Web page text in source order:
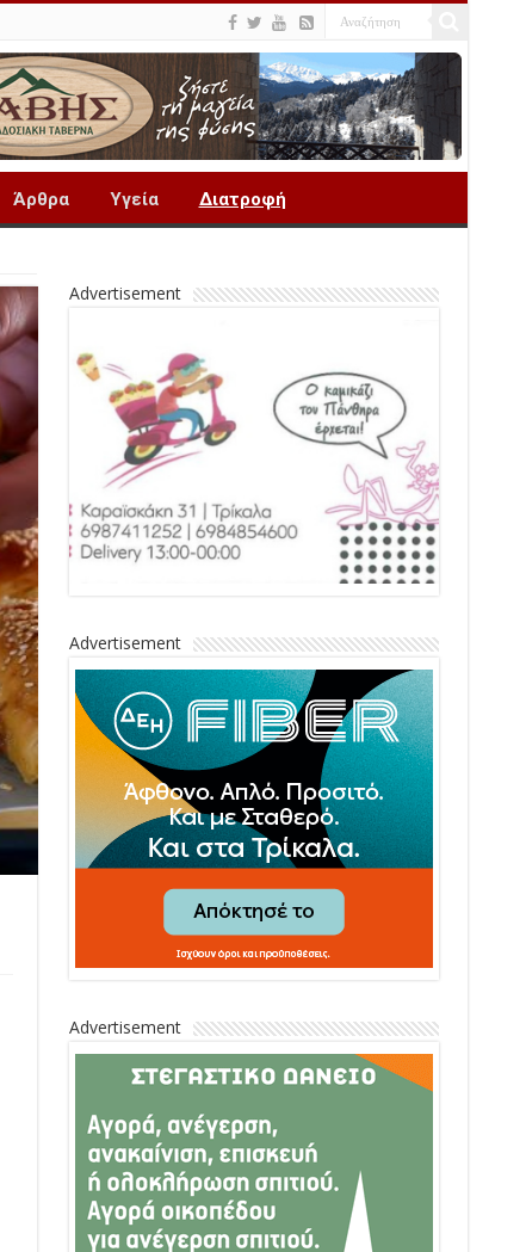
Άρθρα Υγεία Διατροφή
Advertisement
Advertisement
Advertisement